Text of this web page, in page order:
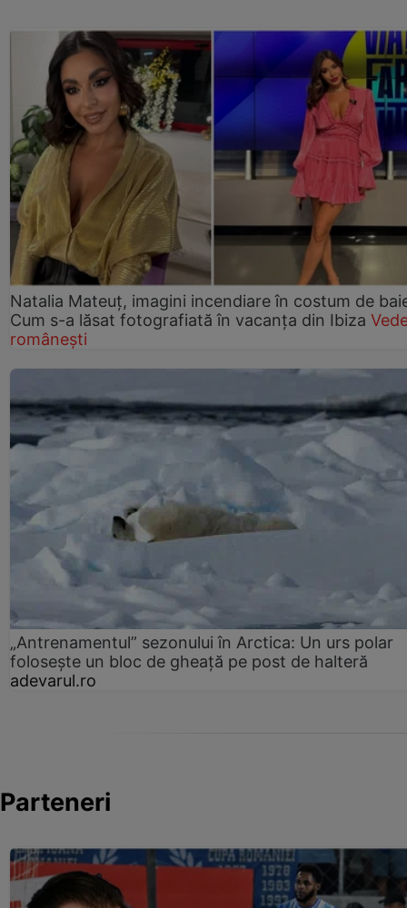
Natalia Mateuț, imagini incendiare în costum de
Cum s-a lăsat fotografiată în vacanța din Ibiza
românești
„Antrenamentul” sezonului în Arctica: Un urs polar
folosește un bloc de gheață pe post de halteră
adevarul.ro
Parteneri